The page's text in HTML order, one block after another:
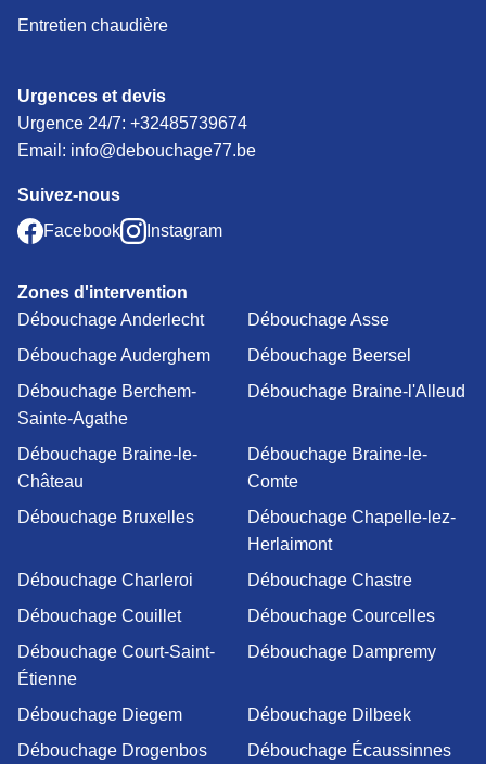
Entretien chaudière
Urgences et devis
Urgence 24/7: +32485739674
Email: info@debouchage77.be
Suivez-nous
Facebook
Instagram
Zones d'intervention
Débouchage Anderlecht
Débouchage Asse
Débouchage Auderghem
Débouchage Beersel
Débouchage Berchem-
Sainte-Agathe
Débouchage Braine-l'Alleud
Débouchage Braine-le-
Château
Débouchage Braine-le-
Comte
Débouchage Bruxelles
Débouchage Chapelle-lez-
Herlaimont
Débouchage Charleroi
Débouchage Chastre
Débouchage Couillet
Débouchage Courcelles
Débouchage Court-Saint-
Étienne
Débouchage Dampremy
Débouchage Diegem
Débouchage Dilbeek
Débouchage Drogenbos
Débouchage Écaussinnes